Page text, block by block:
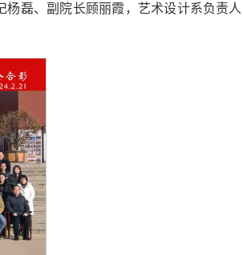
杨磊、副院长顾丽霞，艺术设计系负责人